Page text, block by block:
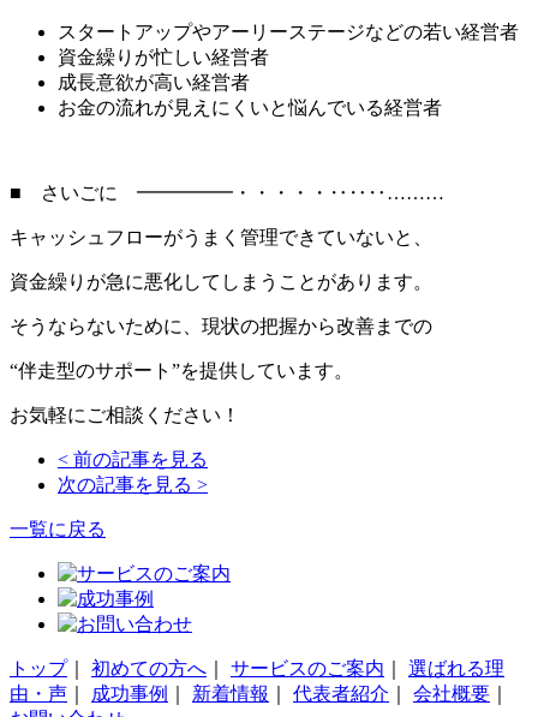
スタートアップやアーリーステージなどの若い経営者
資金繰りが忙しい経営者
成長意欲が高い経営者
お金の流れが見えにくいと悩んでいる経営者
■ さいごに ━━━━━・・・・・‥‥‥………
キャッシュフローがうまく管理できていないと、
資金繰りが急に悪化してしまうことがあります。
そうならないために、現状の把握から改善までの
“伴走型のサポート”を提供しています。
お気軽にご相談ください！
< 前の記事を見る
次の記事を見る >
一覧に戻る
トップ｜ 初めての方へ サービスのご案内
選ばれる理
由・声
成功事例 新着情報 代表者紹介 会社概要